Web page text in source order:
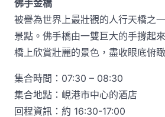
佛手金橋
被譽為世界上最壯觀的人行天橋之
景點。佛手橋由一雙巨大的手撐起
橋上欣賞壯麗的景色，盡收眼底俯
集合時間：07:30 – 08:30
集合地點：峴港市中心的酒店
回程資訊：約 16:30-17:00